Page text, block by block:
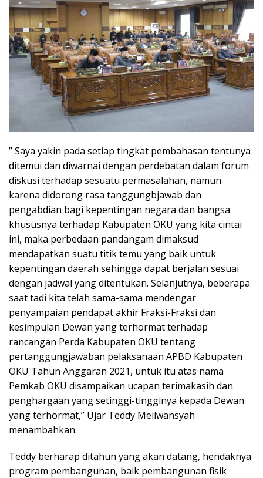
” Saya yakin pada setiap tingkat pembahasan tentunya
ditemui dan diwarnai dengan perdebatan dalam forum
diskusi terhadap sesuatu permasalahan, namun
karena didorong rasa tanggungbjawab dan
pengabdian bagi kepentingan negara dan bangsa
khususnya terhadap Kabupaten OKU yang kita cintai
ini, maka perbedaan pandangam dimaksud
mendapatkan suatu titik temu yang baik untuk
kepentingan daerah sehingga dapat berjalan sesuai
dengan jadwal yang ditentukan. Selanjutnya, beberapa
saat tadi kita telah sama-sama mendengar
penyampaian pendapat akhir Fraksi-Fraksi dan
kesimpulan Dewan yang terhormat terhadap
rancangan Perda Kabupaten OKU tentang
pertanggungjawaban pelaksanaan APBD Kabupaten
OKU Tahun Anggaran 2021, untuk itu atas nama
Pemkab OKU disampaikan ucapan terimakasih dan
penghargaan yang setinggi-tingginya kepada Dewan
yang terhormat,” Ujar Teddy Meilwansyah
menambahkan.
Teddy berharap ditahun yang akan datang, hendaknya
program pembangunan, baik pembangunan fisik